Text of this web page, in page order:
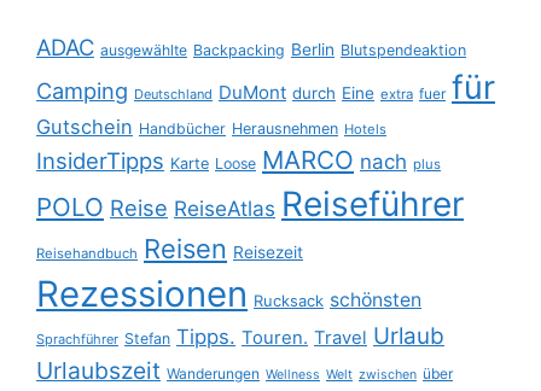
ADAC ausgewählte Backpacking Berlin Blutspendeaktion
Camping Deutschland DuMont durch Eine extra fuer für
Gutschein Handbücher Herausnehmen Hotels
InsiderTipps Karte Loose MARCO nach plus
POLO Reise ReiseAtlas Reiseführer
Reisehandbuch Reisen Reisezeit
Rezessionen Rucksack schönsten
Sprachführer Stefan Tipps. Touren. Travel Urlaub
Urlaubszeit Wanderungen Wellness Welt zwischen über